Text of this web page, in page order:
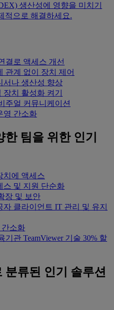
생산성에 영향을 미치기
적으로 해결하세요.
결로 액세스 개선
관계 없이 장치 제어
서나 생산성 향상
장치 활성화 켜기
주얼 커뮤니케이션
영 간소화
한 팀을 위한 인기
치에 액세스
스 및 지원 단순화
장 및 보안
자 클라이언트 IT 관리 및 유지
간소화
기관 TeamViewer 기술 30% 할
분류된 인기 솔루션